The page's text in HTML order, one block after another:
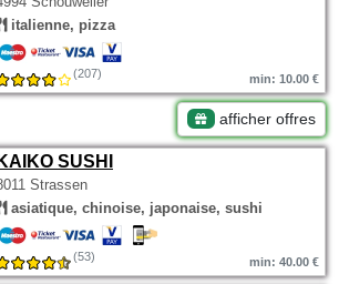
italienne, pizza
(207) min: 10.00 €
afficher offres
KAIKO SUSHI
Strassen
asiatique, chinoise, japonaise, sushi
(53) min: 40.00 €